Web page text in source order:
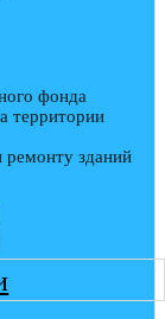
фонда
территории
зданий